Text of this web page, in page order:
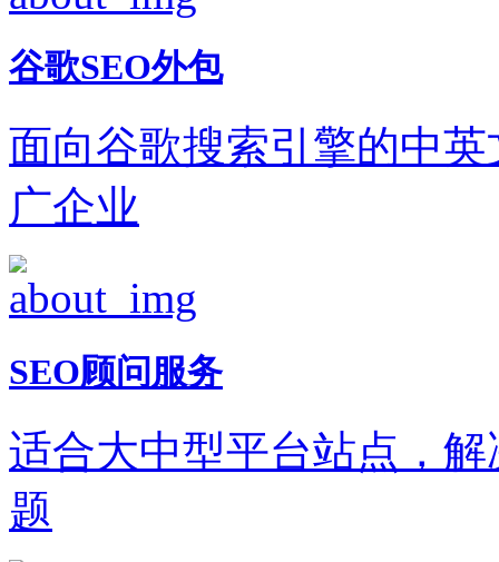
谷歌SEO外包
面向谷歌搜索引擎的中
广企业
SEO顾问服务
适合大中型平台站点，
题